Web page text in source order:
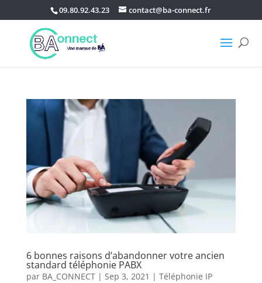
09.80.92.43.23 contact@ba-connect.fr
6 bonnes raisons d’abandonner votre ancien
standard téléphonie PABX
par BA_CONNECT| Sep 3, 2021 | Téléphonie IP